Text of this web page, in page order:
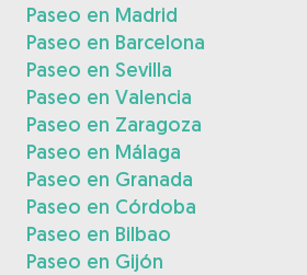
Paseo en Madrid
Paseo en Barcelona
Paseo en Sevilla
Paseo en Valencia
Paseo en Zaragoza
Paseo en Málaga
Paseo en Granada
Paseo en Córdoba
Paseo en Bilbao
Paseo en Gijón